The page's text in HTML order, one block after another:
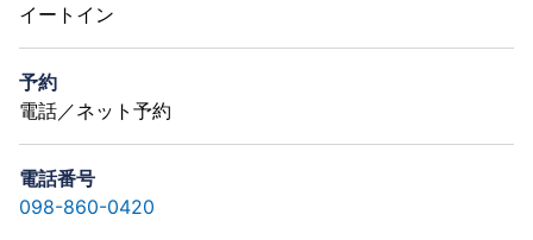
イートイン
予約
電話／ネット予約
電話番号
098-860-0420